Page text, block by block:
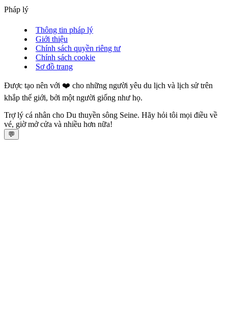
Pháp lý
Thông tin pháp lý
Giới thiệu
Chính sách quyền riêng tư
Chính sách cookie
Sơ đồ trang
Được tạo nên với ❤️ cho những người yêu du lịch và lịch sử trên
khắp thế giới, bởi một người giống như họ.
Trợ lý cá nhân cho Du thuyền sông Seine. Hãy hỏi tôi mọi điều về
vé, giờ mở cửa và nhiều hơn nữa!
💬